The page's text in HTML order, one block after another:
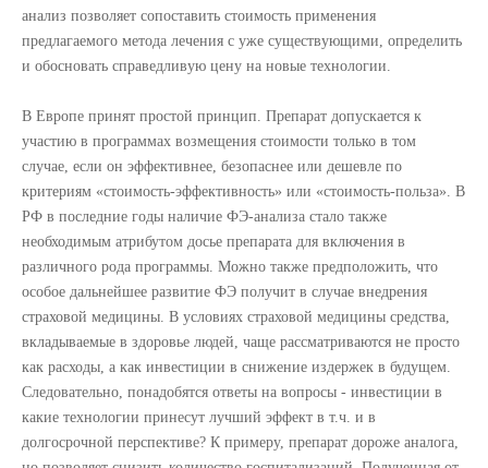
анализ позволяет сопоставить стоимость применения
предлагаемого метода лечения с уже существующими, определить
и обосновать справедливую цену на новые технологии.
В Европе принят простой принцип. Препарат допускается к
участию в программах возмещения стоимости только в том
случае, если он эффективнее, безопаснее или дешевле по
критериям «стоимость-эффективность» или «стоимость-польза». В
РФ в последние годы наличие ФЭ-анализа стало также
необходимым атрибутом досье препарата для включения в
различного рода программы. Можно также предположить, что
особое дальнейшее развитие ФЭ получит в случае внедрения
страховой медицины. В условиях страховой медицины средства,
вкладываемые в здоровье людей, чаще рассматриваются не просто
как расходы, а как инвестиции в снижение издержек в будущем.
Следовательно, понадобятся ответы на вопросы - инвестиции в
какие технологии принесут лучший эффект в т.ч. и в
долгосрочной перспективе? К примеру, препарат дороже аналога,